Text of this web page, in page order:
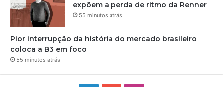
expõem a perda de ritmo da Renner
55 minutos atrás
Pior interrupção da história do mercado brasileiro
coloca a B3 em foco
55 minutos atrás